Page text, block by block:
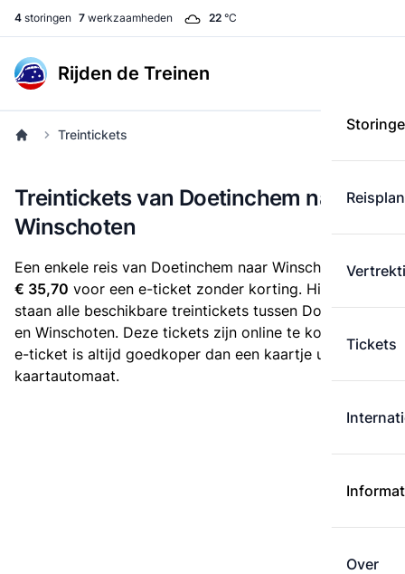
4 storingen 7 werkzaamheden 22 °C
Rijden de Treinen
Tickets
Over
Treintickets
Treintickets van Doetinchem naar
Winschoten
Een enkele reis van Doetinchem naar Winschoten kost
€ 35,70 voor een e-ticket zonder korting. Hieronder
staan alle beschikbare treintickets tussen Doetinchem
en Winschoten. Deze tickets zijn online te koop. Een
e-ticket is altijd goedkoper dan een kaartje uit de
kaartautomaat.